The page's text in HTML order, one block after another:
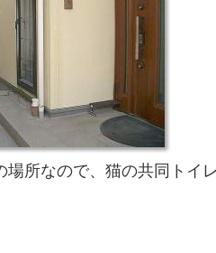
場所なので、猫の共同トイ